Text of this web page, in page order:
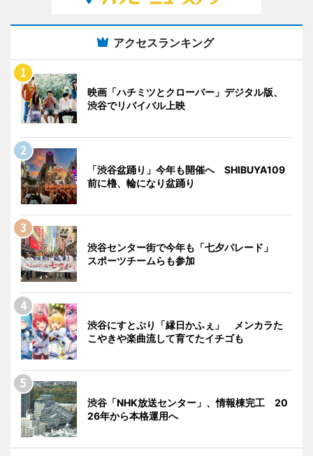
アクセスランキング
映画「ハチミツとクローバー」デジタル版、
渋谷でリバイバル上映
「渋谷盆踊り」今年も開催へ SHIBUYA109
前に櫓、輪になり盆踊り
渋谷センター街で今年も「七夕パレード」
スポーツチームらも参加
渋谷にすとぷり「縁日かふぇ」 メンカラた
こやきや楽曲流して育てたイチゴも
渋谷「NHK放送センター」、情報棟完工 20
26年から本格運用へ